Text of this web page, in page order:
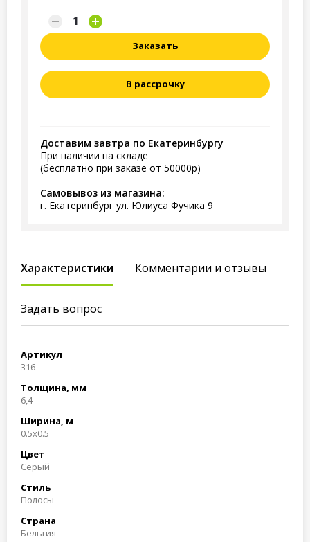
Заказать
В рассрочку
Доставим завтра по Екатеринбургу
При наличии на складе
(бесплатно при заказе от 50000р)
Самовывоз из магазина:
г. Екатеринбург ул. Юлиуса Фучика 9
Характеристики Комментарии и отзывы
Задать вопрос
Артикул
316
Толщина, мм
6,4
Ширина, м
0.5x0.5
Цвет
Серый
Стиль
Полосы
Страна
Бельгия